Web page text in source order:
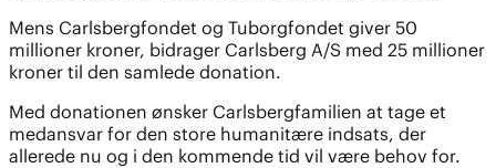
Mens Carlsbergfondet og Tuborgfondet giver 50
millioner kroner, bidrager Carlsberg A/S med 25 millioner
kroner til den samlede donation.
Med donationen ønsker Carlsbergfamilien at tage et
medansvar for den store humanitære indsats, der
allerede nu og i den kommende tid vil være behov for.